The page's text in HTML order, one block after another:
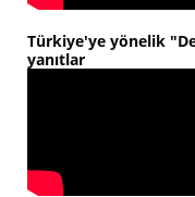
Türkiye'ye yönelik
yanıtlar